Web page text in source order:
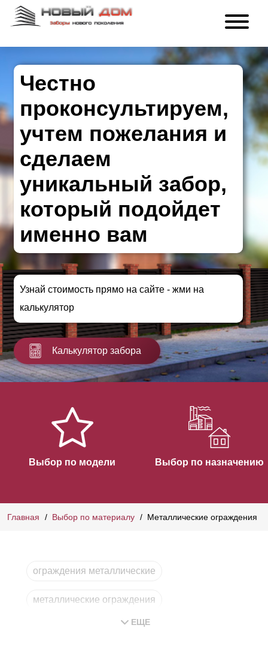
Честно
проконсультируем,
учтем пожелания и
сделаем
уникальный забор,
который подойдет
именно вам
Узнай стоимость прямо на сайте - жми на
калькулятор
Калькулятор забора
Выбор по модели Выбор по назначению
Главная Выбор по материалу Металлические ограждения
ограждения металлические
металлические ограждения
ограждение металлическое
ЕЩЕ